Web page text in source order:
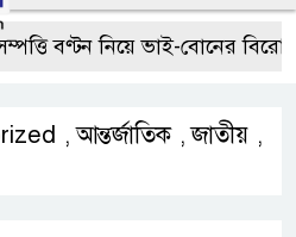
বণ্টন নিয়ে ভাই-বোনের
,আন্তর্জাতিক ,জাতীয় ,